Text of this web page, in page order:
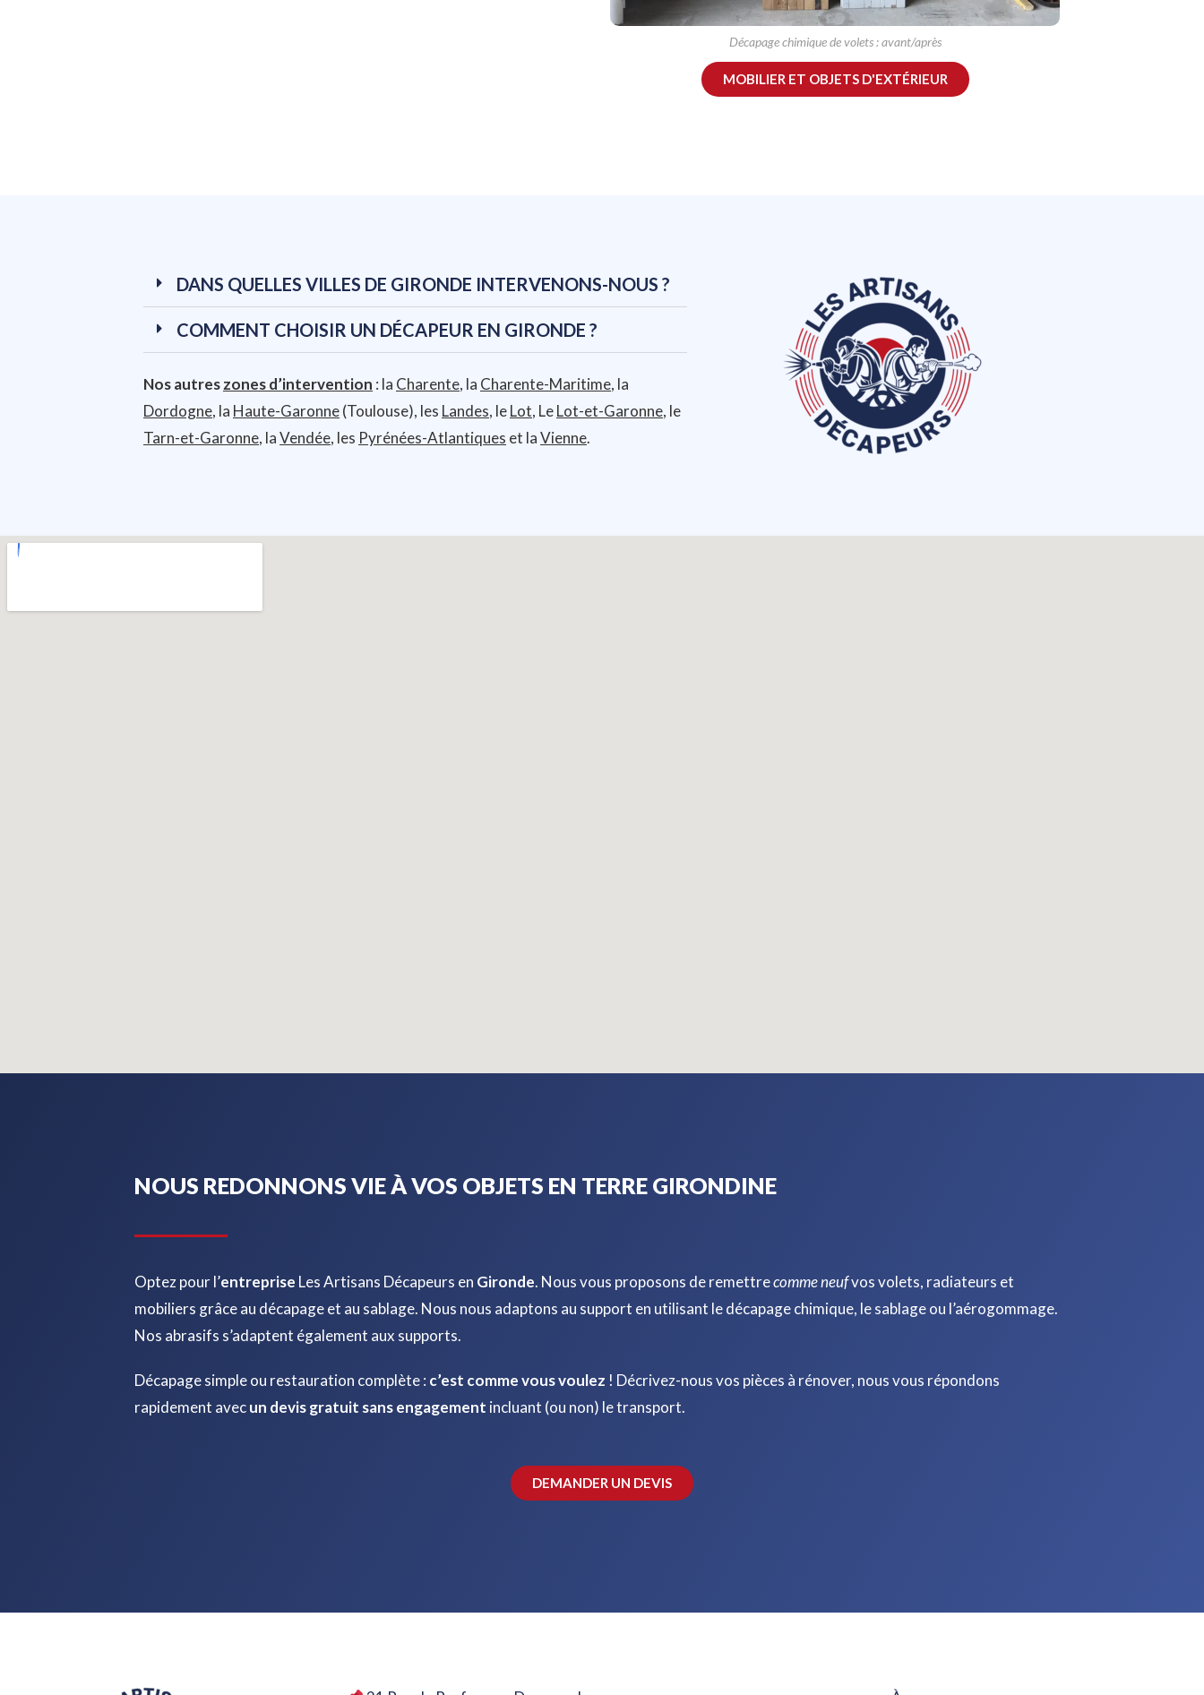
Décapage chimique de volets : avant/après
MOBILIER ET OBJETS D'EXTÉRIEUR
DANS QUELLES VILLES DE GIRONDE INTERVENONS-NOUS ?
COMMENT CHOISIR UN DÉCAPEUR EN GIRONDE ?
Nos autreszones d’intervention : la Charente, la Charente-Maritime, la
Dordogne, la Haute-Garonne(Toulouse), les Landes, leLot, LeLot-et-Garonne, le
Tarn-et-Garonne, laVendée, les Pyrénées-Atlantiques et laVienne.
NOUS REDONNONS VIE À VOS OBJETS EN TERRE GIRONDINE
Optez pour l’entreprise Les Artisans Décapeurs en Gironde. Nous vous proposons de remettrecomme neufvos volets, radiateurs et
mobiliers grâce au décapage et au sablage. Nous nous adaptons au support en utilisant le décapage chimique, le sablage ou l’aérogommage.
Nos abrasifs s’adaptent également aux supports.
Décapage simple ou restauration complète : c’est comme vous voulez ! Décrivez-nous vos pièces à rénover, nous vous répondons
rapidement avecun devis gratuit sans engagement incluant (ou non) le transport.
DEMANDER UN DEVIS